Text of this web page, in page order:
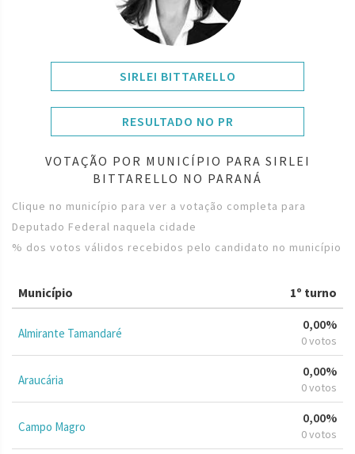
SIRLEI BITTARELLO
RESULTADO NO PR
VOTAÇÃO POR MUNICÍPIO PARA SIRLEI
BITTARELLO NO PARANÁ
Clique no município para ver a votação completa para
Deputado Federal naquela cidade
% dos votos válidos recebidos pelo candidato no município
Município 1º turno
Almirante Tamandaré
0,00%
0 votos
Araucária
0,00%
0 votos
Campo Magro
0,00%
0 votos